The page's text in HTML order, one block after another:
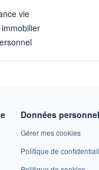
vie
Données
Gérer mes cookies
Politique de